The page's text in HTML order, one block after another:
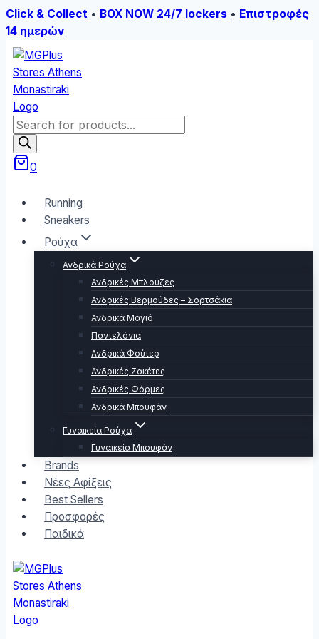
Click & Collect • BOX NOW 24/7 lockers • Επιστροφές
14 ημερών
Skip
to
content
Products
search
0
Running
Sneakers
Ρούχα
Ανδρικά Ρούχα
Ανδρικές Μπλούζες
Ανδρικές Βερμούδες – Σορτσάκια
Ανδρικά Μαγιό
Παντελόνια
Ανδρικά Φούτερ
Ανδρικές Ζακέτες
Ανδρικές Φόρμες
Ανδρικά Μπουφάν
Γυναικεία Ρούχα
Γυναικεία Μπουφάν
Brands
Νέες Αφίξεις
Best Sellers
Προσφορές
Παιδικά